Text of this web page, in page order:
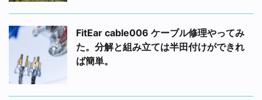
FitEar cable006 ケーブル修理やってみ
た。分解と組み立ては半田付けができれ
ば簡単。